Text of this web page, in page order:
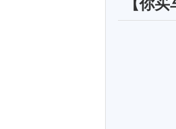
【你